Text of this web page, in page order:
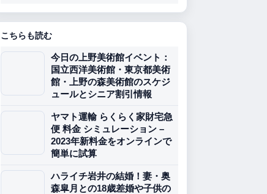
こちらも読む
今日の上野美術館イベント：
国立西洋美術館・東京都美術
館・上野の森美術館のスケジ
ュールとシニア割引情報
ヤマト運輸 らくらく家財宅急
便 料金 シミュレーション –
2023年新料金をオンラインで
簡単に試算
ハライチ岩井の結婚！妻・奥
森皐月との18歳差婚や子供の